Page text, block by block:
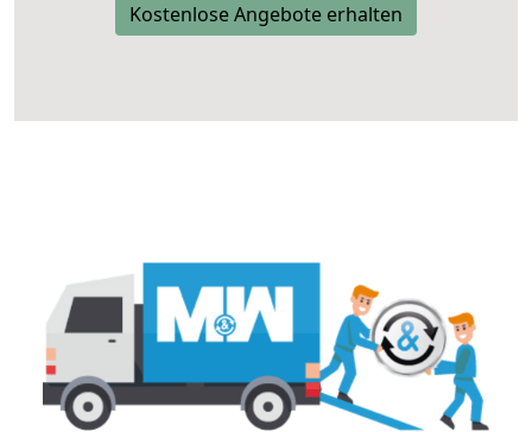
Kostenlose Angebote erhalten